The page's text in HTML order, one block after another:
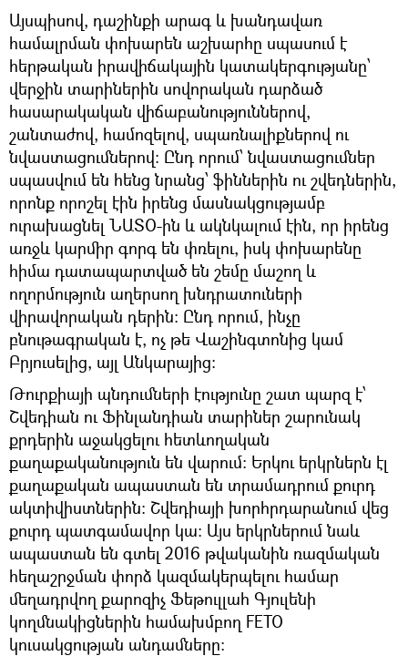
Այսպիսով, դաշինքի արագ և խանդավառ
համալրման փոխարեն աշխարհը սպասում է
հերթական իրավիճակային կատակերգությանը՝
վերջին տարիներին սովորական դարձած
հասարակական վիճաբանություններով,
շանտաժով, համոզելով, սպառնալիքներով ու
նվաստացումներով: Ընդ որում՝ նվաստացումներ
սպասվում են հենց նրանց՝ ֆիններին ու շվեդներին,
որոնք որոշել էին իրենց մասնակցությամբ
ուրախացնել ՆԱՏՕ-ին և ակնկալում էին, որ իրենց
առջև կարմիր գորգ են փռելու, իսկ փոխարենը
հիմա դատապարտված են շեմը մաշող և
ողորմություն աղերսող խնդրատուների
վիրավորական դերին։ Ընդ որում, ինչը
բնութագրական է, ոչ թե Վաշինգտոնից կամ
Բրյուսելից, այլ Անկարայից։
Թուրքիայի պնդումների էությունը շատ պարզ է՝
Շվեդիան ու Ֆինլանդիան տարիներ շարունակ
քրդերին աջակցելու հետևողական
քաղաքականություն են վարում։ Երկու երկրներն էլ
քաղաքական ապաստան են տրամադրում քուրդ
ակտիվիստներին։ Շվեդիայի խորհրդարանում վեց
քուրդ պատգամավոր կա։ Այս երկրներում նաև
ապաստան են գտել 2016 թվականին ռազմական
հեղաշրջման փորձ կազմակերպելու համար
մեղադրվող քարոզիչ Ֆեթուլլահ Գյուլենի
կողմնակիցներին համախմբող FETO
կուսակցության անդամները։